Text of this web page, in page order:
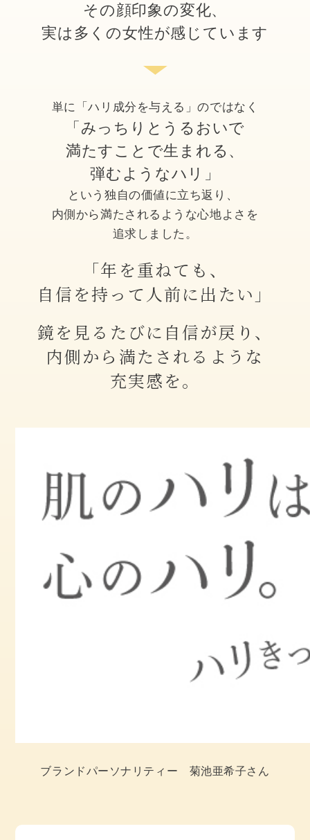
その顔印象の変化、
実は多くの女性が感じています
単に「ハリ成分を与える」のではなく
「みっちりとうるおいで
満たすことで生まれる、
弾むようなハリ」
という独自の価値に立ち返り、
内側から満たされるような心地よさを
追求しました。
「年を重ねても、
自信を持って人前に出たい」
鏡を見るたびに自信が戻り、
内側から満たされるような
充実感を。
ブランドパーソナリティー 菊池亜希子さん